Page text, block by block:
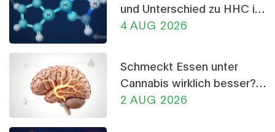
und Unterschied zu HHC im
Detail
4 AUG 2026
Schmeckt Essen unter
Cannabis wirklich besser?
Die Wissenschaft dahinter
2 AUG 2026